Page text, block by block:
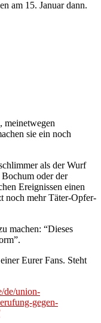
am 15. Januar dann.
meinetwegen
sie ein noch
als der Wurf
oder der
Ereignissen einen
noch mehr Täter-Opfer-
machen: “Dieses
Eurer Fans. Steht
de/union-
gegen-